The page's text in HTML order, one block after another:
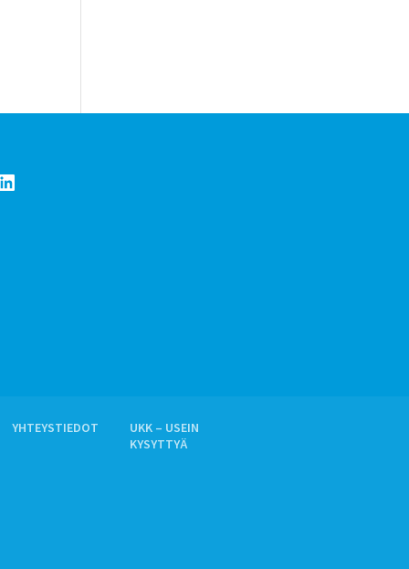
YHTEYSTIEDOT
UKK – USEIN
KYSYTTYÄ